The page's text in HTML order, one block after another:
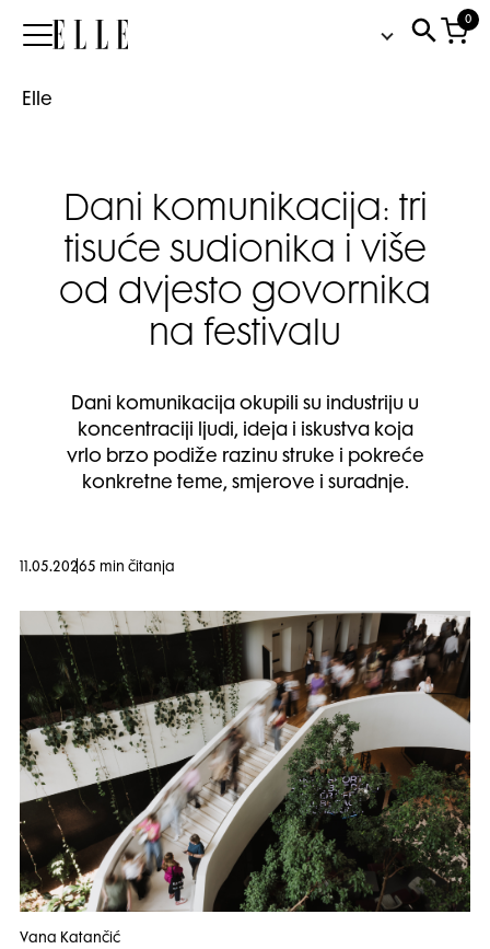
Elle
0
Elle
Dani komunikacija: tri
tisuće sudionika i više
od dvjesto govornika
na festivalu
Dani komunikacija okupili su industriju u
koncentraciji ljudi, ideja i iskustva koja
vrlo brzo podiže razinu struke i pokreće
konkretne teme, smjerove i suradnje.
11.05.20265 min čitanja
Vana Katančić